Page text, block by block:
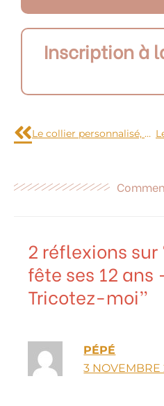
Inscription à
Le collier personnalisé, une idée cadeau version Tricoteuse
2 réflexions sur
fête ses 12 ans
Tricotez-moi”
PÉPÉ
3 NOVEMBRE